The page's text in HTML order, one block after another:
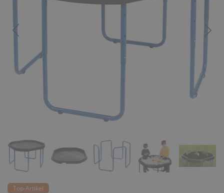
Top-Artikel